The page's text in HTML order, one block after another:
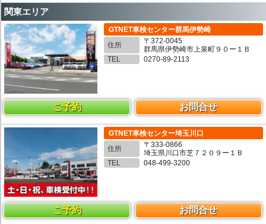
関東エリア
GTNET車検センター群馬伊勢崎
住所
〒372-0045
群馬県伊勢崎市上泉町９０ー１Ｂ
TEL
0270-89-2113
ご予約 お問合せ
GTNET車検センター埼玉川口
住所
〒333-0866
埼玉県川口市芝７２０９ー１Ｂ
TEL
048-499-3200
ご予約 お問合せ